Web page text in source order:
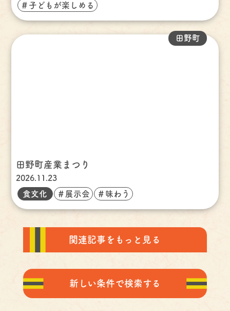
＃子どもが楽しめる
田野町産業まつり
2026.11.23
田野町
食文化 ＃展示会 ＃味わう
関連記事をもっと見る
新しい条件で検索する